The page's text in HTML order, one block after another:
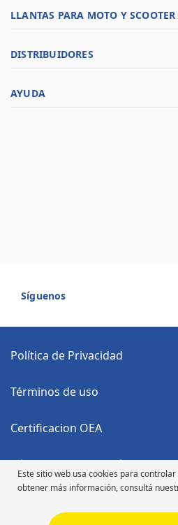
Este sitio web usa cookies para
obtener más información, consultá
LLANTAS PARA MOTO Y SCOOTER
DISTRIBUIDORES
AYUDA
Síguenos
Política de Privacidad
Términos de uso
Certificacion OEA
Código Anticorrupción